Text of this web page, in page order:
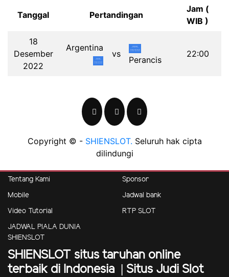
Tanggal Pertandingan
Jam (
WIB )
18
Desember
2022
Argentina
vs
Perancis
22:00
Copyright © - SHIENSLOT. Seluruh hak cipta
dilindungi
Tentang Kami
Sponsor
Mobile
Jadwal bank
Video Tutorial
RTP SLOT
JADWAL PIALA DUNIA
SHIENSLOT
SHIENSLOT situs taruhan online
terbaik di Indonesia | Situs Judi Slot